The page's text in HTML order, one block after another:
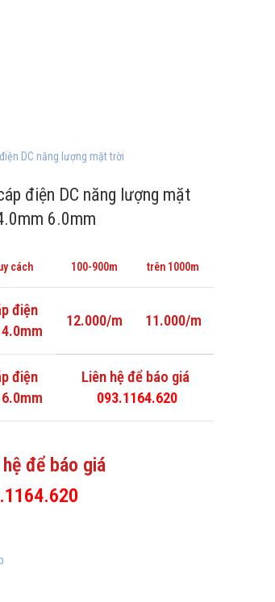
điện DC năng lượng mặt
6.0mm
cách 100-900m trên 1000m
điện
4.0mm
12.000/m 11.000/m
điện
6.0mm
Liên hệ để báo giá
093.1164.620
để báo giá